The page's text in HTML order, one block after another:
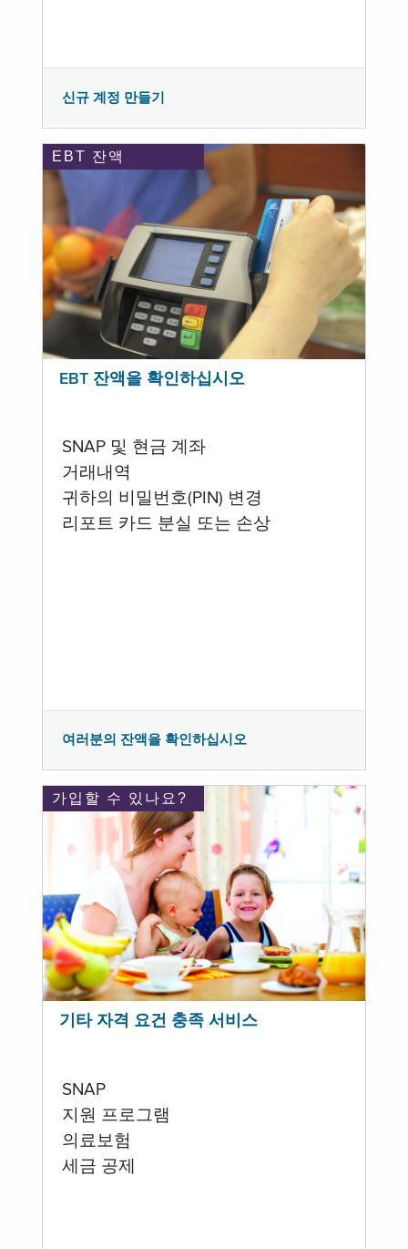
신규 계정 만들기
EBT 잔액
EBT 잔액을 확인하십시오
SNAP 및 현금 계좌
거래내역
귀하의 비밀번호(PIN) 변경
리포트 카드 분실 또는 손상
여러분의 잔액을 확인하십시오
가입할 수 있나요?
기타 자격 요건 충족 서비스
SNAP
지원 프로그램
의료보험
세금 공제